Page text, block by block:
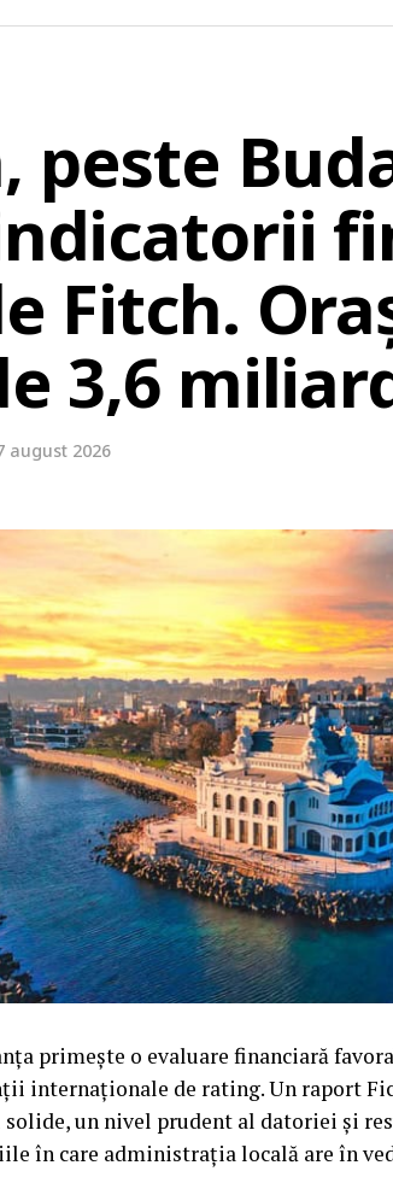
peste
Fitch.
3,6
august 2026
primește o evaluare financiară
internaționale de rating. Un raport
un nivel prudent al datoriei și
în care administrația locală are în